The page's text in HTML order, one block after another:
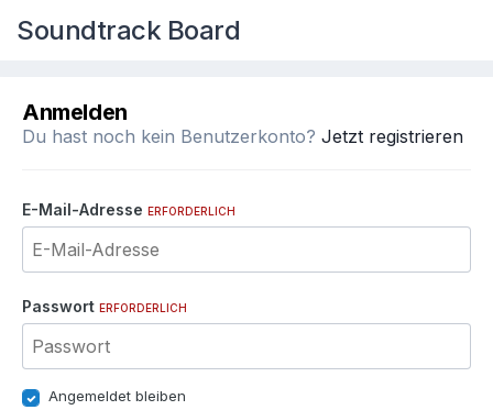
Soundtrack Board
Anmelden
Du hast noch kein Benutzerkonto? Jetzt registrieren
E-Mail-Adresse ERFORDERLICH
Passwort ERFORDERLICH
Angemeldet bleiben